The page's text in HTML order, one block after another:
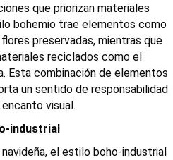
que priorizan materiales
bohemio trae elementos como
preservadas, mientras que
reciclados como el
Esta combinación de elementos
un sentido de responsabilidad
visual.
industrial
el estilo boho-industrial